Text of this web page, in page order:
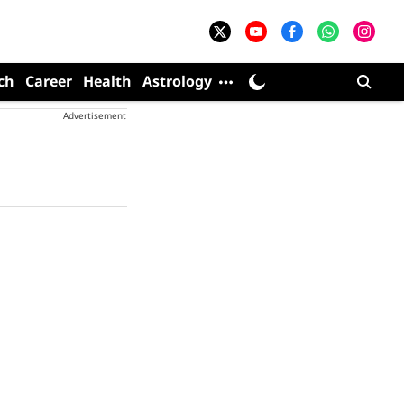
Career Health Astrology
Advertisement